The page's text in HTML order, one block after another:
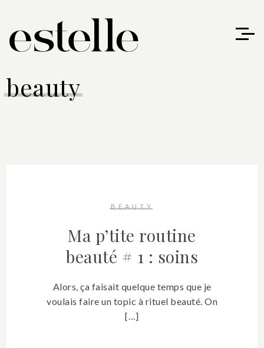
beauty
BEAUTY
Ma p’tite routine
beauté # 1 : soins
Alors, ça faisait quelque temps que je
voulais faire un topic à rituel beauté. On
[…]